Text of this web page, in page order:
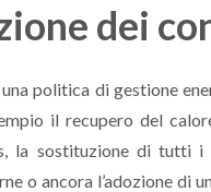
dei
politica di gestione
il recupero del
la sostituzione di tutti
o ancora l’adozione